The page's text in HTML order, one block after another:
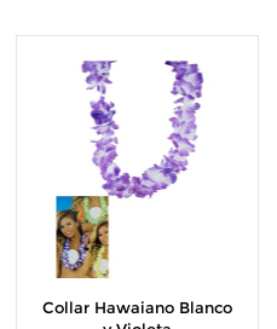
Collar Hawaiano Blanco